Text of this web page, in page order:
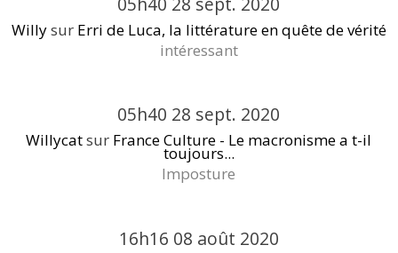
Willysur Erri de Luca, la littérature en quête de vérité
intéressant
05h40 28 sept. 2020
Willycatsur France Culture - Le macronisme a t-il
toujours...
Imposture
16h16 08 août 2020